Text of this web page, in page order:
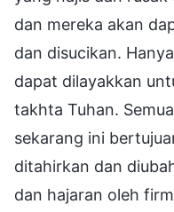
dan mereka akan
dan disucikan.
dapat dilayakkan
takhta Tuhan.
sekarang ini
ditahirkan dan
dan hajaran oleh